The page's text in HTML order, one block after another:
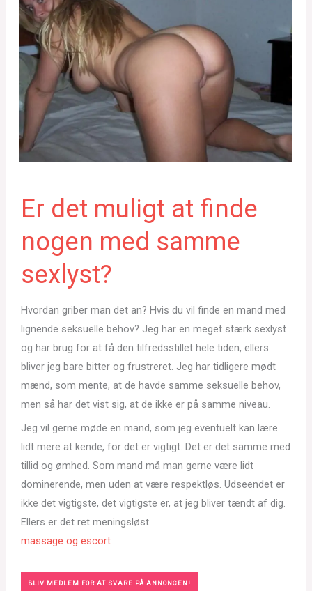
Er det muligt at finde
nogen med samme
sexlyst?
Hvordan griber man det an? Hvis du vil finde en mand med
lignende seksuelle behov? Jeg har en meget stærk sexlyst
og har brug for at få den tilfredsstillet hele tiden, ellers
bliver jeg bare bitter og frustreret. Jeg har tidligere mødt
mænd, som mente, at de havde samme seksuelle behov,
men så har det vist sig, at de ikke er på samme niveau.
Jeg vil gerne møde en mand, som jeg eventuelt kan lære
lidt mere at kende, for det er vigtigt. Det er det samme med
tillid og ømhed. Som mand må man gerne være lidt
dominerende, men uden at være respektløs. Udseendet er
ikke det vigtigste, det vigtigste er, at jeg bliver tændt af dig.
Ellers er det ret meningsløst.
massage og escort
BLIV MEDLEM FOR AT SVARE PÅ ANNONCEN!